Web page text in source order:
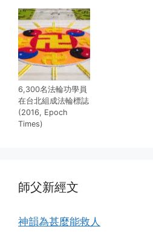
6,300名法輪功學員
在台北組成法輪標誌
(2016, Epoch
Times)
師父新經文
神韻為甚麼能救人